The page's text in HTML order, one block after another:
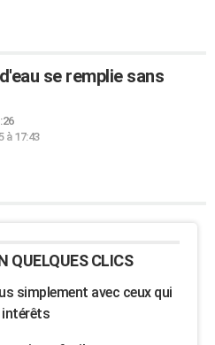
se remplie sans
à 17:43
QUELQUES CLICS
simplement avec ceux qui